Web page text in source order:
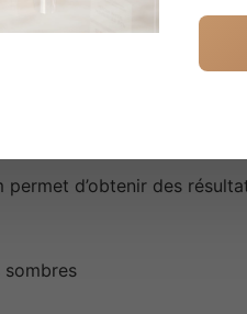
Serum
avec tous types de peau
de confort.
pour votre peau
d’obtenir des
sombres